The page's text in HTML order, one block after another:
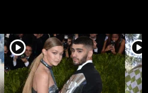
player2 player2